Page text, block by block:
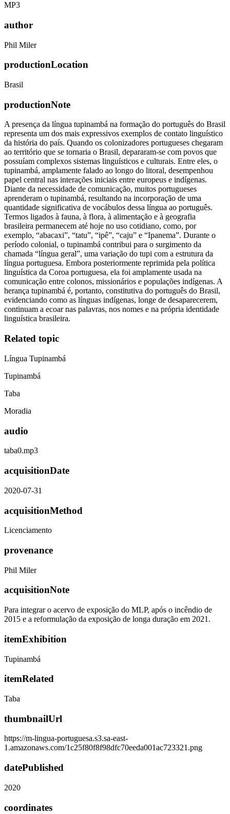
MP3
author
Phil Miler
productionLocation
Brasil
productionNote
A presença da língua tupinambá na formação do português do Brasil
representa um dos mais expressivos exemplos de contato linguístico
da história do país. Quando os colonizadores portugueses chegaram
ao território que se tornaria o Brasil, depararam-se com povos que
possuíam complexos sistemas linguísticos e culturais. Entre eles, o
tupinambá, amplamente falado ao longo do litoral, desempenhou
papel central nas interações iniciais entre europeus e indígenas.
Diante da necessidade de comunicação, muitos portugueses
aprenderam o tupinambá, resultando na incorporação de uma
quantidade significativa de vocábulos dessa língua ao português.
Termos ligados à fauna, à flora, à alimentação e à geografia
brasileira permanecem até hoje no uso cotidiano, como, por
exemplo, “abacaxi”, “tatu”, “ipê”, “caju” e “Ipanema”. Durante o
período colonial, o tupinambá contribui para o surgimento da
chamada “língua geral”, uma variação do tupi com a estrutura da
língua portuguesa. Embora posteriormente reprimida pela política
linguística da Coroa portuguesa, ela foi amplamente usada na
comunicação entre colonos, missionários e populações indígenas. A
herança tupinambá é, portanto, constitutiva do português do Brasil,
evidenciando como as línguas indígenas, longe de desaparecerem,
continuam a ecoar nas palavras, nos nomes e na própria identidade
linguística brasileira.
Related topic
Língua Tupinambá
Tupinambá
Taba
Moradia
audio
taba0.mp3
acquisitionDate
2020-07-31
acquisitionMethod
Licenciamento
provenance
Phil Miler
acquisitionNote
Para integrar o acervo de exposição do MLP, após o incêndio de
2015 e a reformulação da exposição de longa duração em 2021.
itemExhibition
Tupinambá
itemRelated
Taba
thumbnailUrl
https://m-lingua-portuguesa.s3.sa-east-
1.amazonaws.com/1c25f80f8f98dfc70eeda001ac723321.png
datePublished
2020
coordinates